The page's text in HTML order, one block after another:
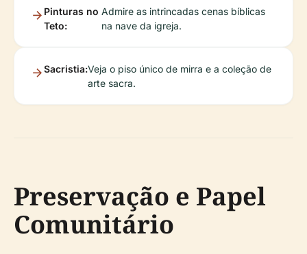
Pinturas no
Teto:
Admire as intrincadas cenas bíblicas
na nave da igreja.
Sacristia:Veja o piso único de mirra e a coleção de
arte sacra.
Preservação e Papel
Comunitário